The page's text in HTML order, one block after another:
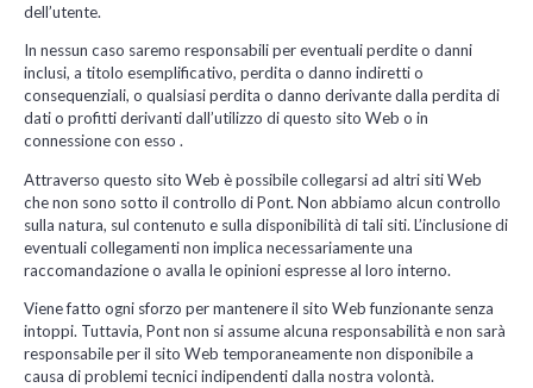
dell’utente.
In nessun caso saremo responsabili per eventuali perdite o danni
inclusi, a titolo esemplificativo, perdita o danno indiretti o
consequenziali, o qualsiasi perdita o danno derivante dalla perdita di
dati o profitti derivanti dall’utilizzo di questo sito Web o in
connessione con esso .
Attraverso questo sito Web è possibile collegarsi ad altri siti Web
che non sono sotto il controllo di Pont. Non abbiamo alcun controllo
sulla natura, sul contenuto e sulla disponibilità di tali siti. L’inclusione di
eventuali collegamenti non implica necessariamente una
raccomandazione o avalla le opinioni espresse al loro interno.
Viene fatto ogni sforzo per mantenere il sito Web funzionante senza
intoppi. Tuttavia, Pont non si assume alcuna responsabilità e non sarà
responsabile per il sito Web temporaneamente non disponibile a
causa di problemi tecnici indipendenti dalla nostra volontà.